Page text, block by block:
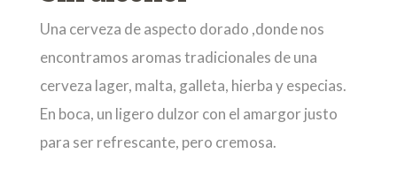
Una cerveza de aspecto dorado ,donde nos
encontramos aromas tradicionales de una
cerveza lager, malta, galleta, hierba y especias.
En boca, un ligero dulzor con el amargor justo
para ser refrescante, pero cremosa.